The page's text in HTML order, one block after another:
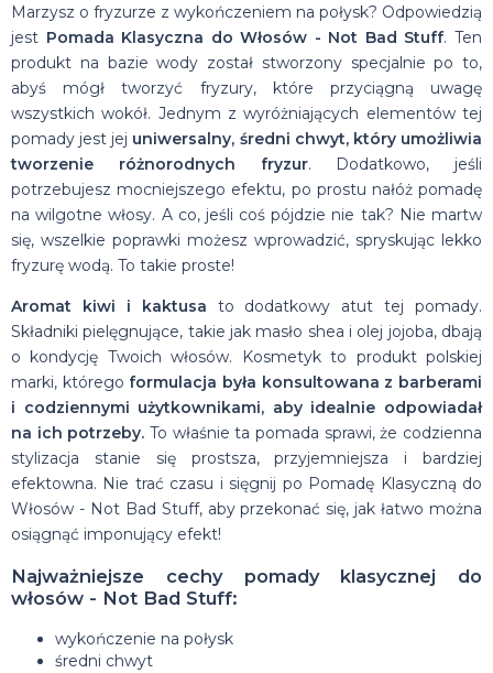
Marzysz o fryzurze z wykończeniem na połysk? Odpowiedzią
jest Pomada Klasyczna do Włosów - Not Bad Stuff. Ten
produkt na bazie wody został stworzony specjalnie po to,
abyś mógł tworzyć fryzury, które przyciągną uwagę
wszystkich wokół. Jednym z wyróżniających elementów tej
pomady jest jej uniwersalny, średni chwyt, który umożliwia
tworzenie różnorodnych fryzur. Dodatkowo, jeśli
potrzebujesz mocniejszego efektu, po prostu nałóż pomadę
na wilgotne włosy. A co, jeśli coś pójdzie nie tak? Nie martw
się, wszelkie poprawki możesz wprowadzić, spryskując lekko
fryzurę wodą. To takie proste!
Aromat kiwi i kaktusa to dodatkowy atut tej pomady.
Składniki pielęgnujące, takie jak masło shea i olej jojoba, dbają
o kondycję Twoich włosów. Kosmetyk to produkt polskiej
marki, którego formulacja była konsultowana z barberami
i codziennymi użytkownikami, aby idealnie odpowiadał
na ich potrzeby. To właśnie ta pomada sprawi, że codzienna
stylizacja stanie się prostsza, przyjemniejsza i bardziej
efektowna. Nie trać czasu i sięgnij po Pomadę Klasyczną do
Włosów - Not Bad Stuff, aby przekonać się, jak łatwo można
osiągnąć imponujący efekt!
Najważniejsze cechy pomady klasycznej do
włosów - Not Bad Stuff:
wykończenie na połysk
średni chwyt